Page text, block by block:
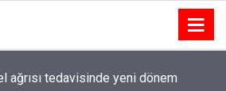
ağrısı tedavisinde yeni dönem
planlayan şebeke çökertildi